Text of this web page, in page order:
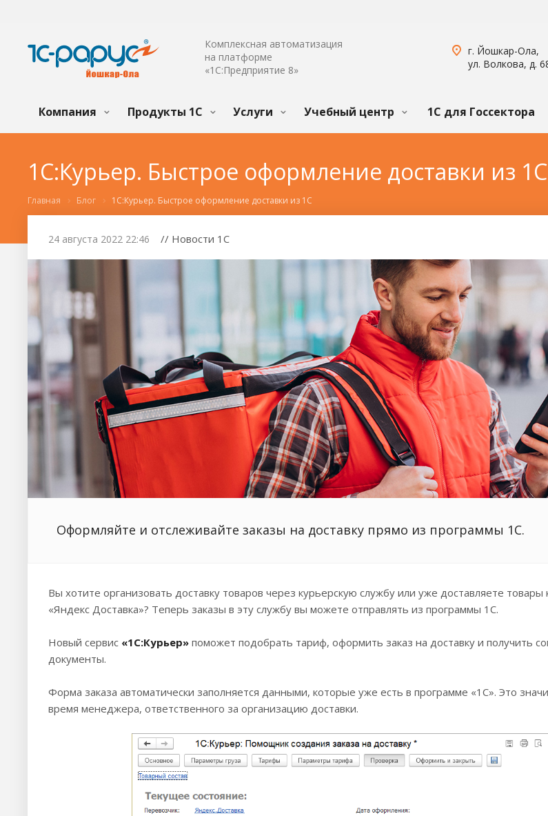
Комплексная автоматизация
на платформе
«1С:Предприятие 8»
г. Йошкар-Ола,
ул. Волкова, д.
Компания Продукты 1С Услуги Учебный центр 1С для Госсектора
1С:Курьер. Быстрое оформление доставки из 1С
Главная Блог 1С:Курьер. Быстрое оформление доставки из 1С
24 августа 2022 22:46 // Новости 1С
Оформляйте и отслеживайте заказы на доставку прямо из программы 1С.
Вы хотите организовать доставку товаров через курьерскую службу или уже доставляете
«Яндекс Доставка»? Теперь заказы в эту службу вы можете отправлять из программы 1С.
Новый сервис «1С:Курьер» поможет подобрать тариф, оформить заказ на доставку и получить
документы.
Форма заказа автоматически заполняется данными, которые уже есть в программе «1С». Это
время менеджера, ответственного за организацию доставки.